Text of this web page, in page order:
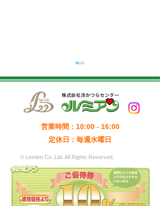
ご優待券10%OFF（有効
期限：2026年8月31日
（月）まで）
営業時間：10:00 - 16:00
定休日：毎週水曜日
© Lemien Co.,Ltd. All Rights Reserved.